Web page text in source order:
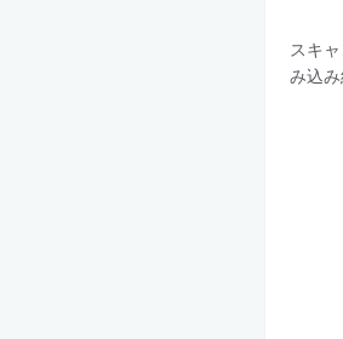
スキ
み込